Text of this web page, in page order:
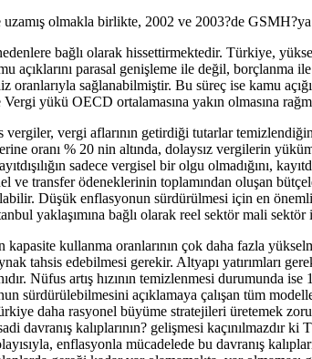
olmakla birlikte, 2002 ve 2003?de
bağlı olarak hissettirmektedir. Türkiye,
açıklarını parasal genişleme ile değil, borçlanma
sağlanabilmiştir. Bu süreç ise kamu
yükü OECD ortalamasına yakın olmasına
vergiler, vergi aflarının getirdiği tutarlar
oranı % 20 nin altında, dolaysız vergilerin
sadece vergisel bir olgu olmadığını,
ve transfer ödeneklerinin toplamından oluşan
Düşük enflasyonun sürdürülmesi için en
yaklaşımına bağlı olarak reel sektör mali
kullanma oranlarının çok daha fazla
tahsis edebilmesi gerekir. Altyapı yatırımları
Nüfus artış hızının temizlenmesi
sürdürülebilmesini açıklamaya çalışan tüm
daha rasyonel büyüme stratejileri üretemek
davranış kalıplarının? gelişmesi
enflasyonla mücadelede bu davranış